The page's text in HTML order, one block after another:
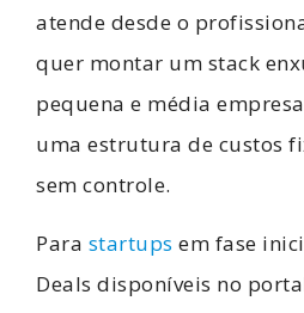
atende desde o
quer montar um stack
pequena e média
uma estrutura de custos
sem controle.
Para startups em fase
Deals disponíveis no